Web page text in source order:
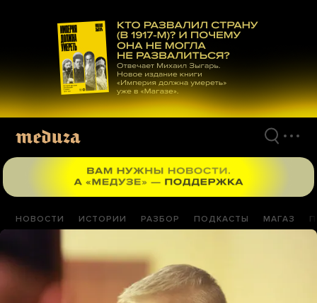
материалам
НОВОСТИ ИСТОРИИ РАЗБОР ПОДКАСТЫ МАГАЗ